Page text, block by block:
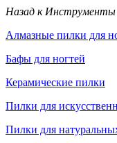
Назад к Инструменты
Алмазные пилки для
Бафы для ногтей
Керамические пилки
Пилки для
Пилки для